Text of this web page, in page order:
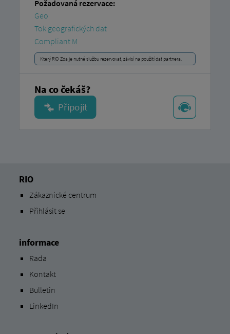
Požadovaná rezervace:
Geo
Tok geografických dat
Compliant M
Který RIO Zda je nutné službu rezervovat, závisí na použití dat partnera.
Na co čekáš?
RIO
Zákaznické centrum
Přihlásit se
informace
Rada
Kontakt
Bulletin
LinkedIn